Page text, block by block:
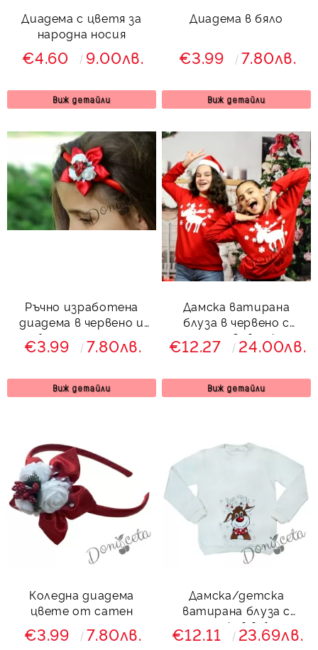
Диадема с цветя за
народна носия
€4.60 9.00лв.
Виж детайли
Диадема в бяло
€3.99 7.80лв.
Виж детайли
Ръчно изработена
диадема в червено и
бяло за момиче
€3.99 7.80лв.
Виж детайли
Дамска ватирана
блуза в червено с
еленче Севтекс
€12.27 24.00лв.
Виж детайли
Коледна диадема
цвете от сатен
€3.99 7.80лв.
Дамска/детска
ватирана блуза с
дълъг ръкав в бяло с
елен
€12.11 23.69лв.